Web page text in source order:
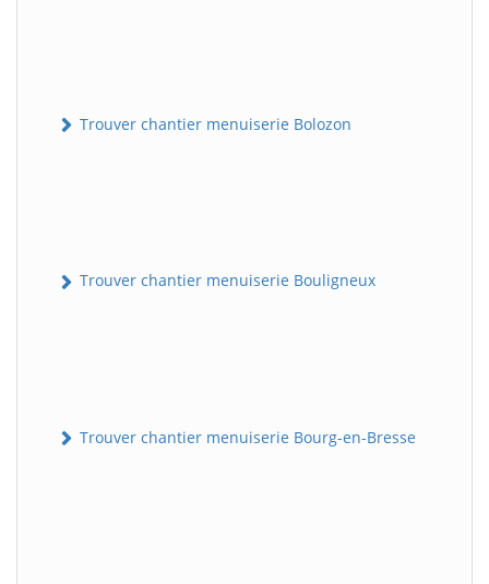
Trouver chantier menuiserie Bolozon
Trouver chantier menuiserie Bouligneux
Trouver chantier menuiserie Bourg-en-Bresse